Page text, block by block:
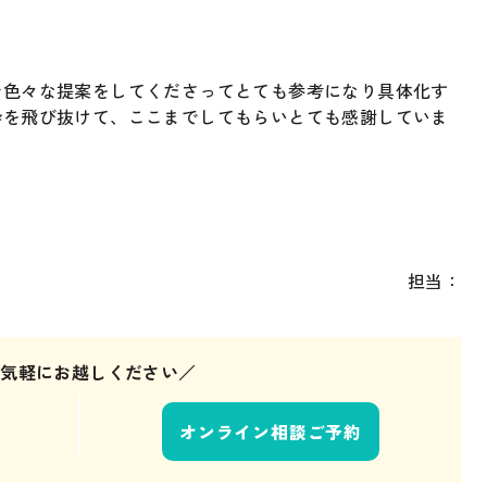
々な提案をしてくださってとても参考になり具体化す
飛び抜けて、ここまでしてもらいとても感謝していま
担当：
軽にお越しください／
オンライン相談ご予約